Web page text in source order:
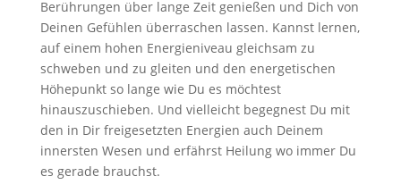
Berührungen über lange Zeit genießen und Dich von
Deinen Gefühlen überraschen lassen. Kannst lernen,
auf einem hohen Energieniveau gleichsam zu
schweben und zu gleiten und den energetischen
Höhepunkt so lange wie Du es möchtest
hinauszuschieben. Und vielleicht begegnest Du mit
den in Dir freigesetzten Energien auch Deinem
innersten Wesen und erfährst Heilung wo immer Du
es gerade brauchst.